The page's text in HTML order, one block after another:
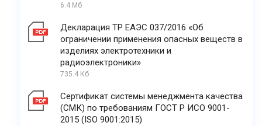
6.4 Мб
Декларация ТР ЕАЭС 037/2016 «Об
ограничении применения опасных веществ в
изделиях электротехники и
радиоэлектроники»
735.4 Кб
Сертификат системы менеджмента качества
(СМК) по требованиям ГОСТ Р ИСО 9001-
2015 (ISO 9001:2015)